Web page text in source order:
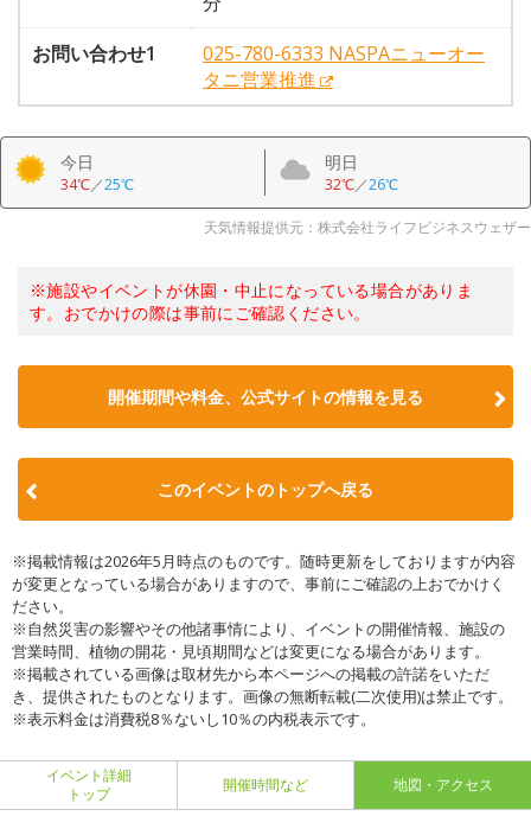
お問い合わせ1
025-780-6333 NASPAニューオー
タニ営業推進
今日
34℃／25℃
明日
32℃／26℃
天気情報提供元：株式会社ライフビジネスウェザー
※施設やイベントが休園・中止になっている場合がありま
す。おでかけの際は事前にご確認ください。
開催期間や料金、公式サイトの情報を見る
このイベントのトップへ戻る
※掲載情報は2026年5月時点のものです。随時更新をしておりますが内容
が変更となっている場合がありますので、事前にご確認の上おでかけく
ださい。
※自然災害の影響やその他諸事情により、イベントの開催情報、施設の
営業時間、植物の開花・見頃期間などは変更になる場合があります。
※掲載されている画像は取材先から本ページへの掲載の許諾をいただ
き、提供されたものとなります。画像の無断転載(二次使用)は禁止です。
※表示料金は消費税8％ないし10％の内税表示です。
イベント詳細
トップ
開催時間など 地図・アクセス